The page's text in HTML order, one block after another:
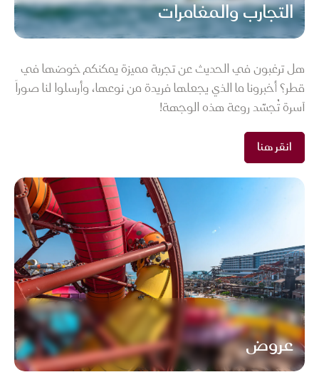
التجارب والمغامرات
هل ترغبون في الحديث عن تجربة مميزة يمكنكم خوضها في
قطر؟ أخبرونا ما الذي يجعلها فريدة من نوعها، وأرسلوا لنا صوراً
آسرة تُجسّد روعة هذه الوجهة!
انقر هنا
عروض